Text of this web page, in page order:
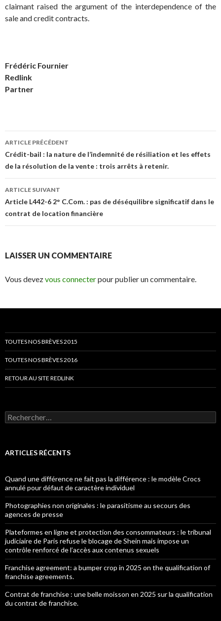
claimant raised the argument of the interdependence of the
sale and credit contracts.
Frédéric Fournier
Redlink
Partner
Navigation
des
articles
ARTICLE PRÉCÉDENT
Crédit-bail : la nature de l’indemnité de résiliation et les effets
de la résolution de la vente : trois arrêts à retenir.
ARTICLE SUIVANT
Article L442-6 2° C.Com. : pas de déséquilibre significatif dans le
contrat de location financière
LAISSER UN COMMENTAIRE
Vous devezvous connecterpour publier un commentaire.
TOUTES NOS BRÈVES 2015
TOUTES NOS BRÈVES 2016
RETOUR AU SITE REDLINK
Rechercher :
ARTICLES RÉCENTS
Quand une différence ne fait pas la différence : le modèle Crocs
annulé pour défaut de caractère individuel
Photographies non originales : le parasitisme au secours des
agences de presse
Plateformes en ligne et protection des consommateurs : le tribunal
judiciaire de Paris refuse le blocage de Shein mais impose un
contrôle renforcé de l’accès aux contenus sexuels
Franchise agreement: a bumper crop in 2025 on the qualification of
franchise agreements.
Contrat de franchise : une belle moisson en 2025 sur la qualification
du contrat de franchise.